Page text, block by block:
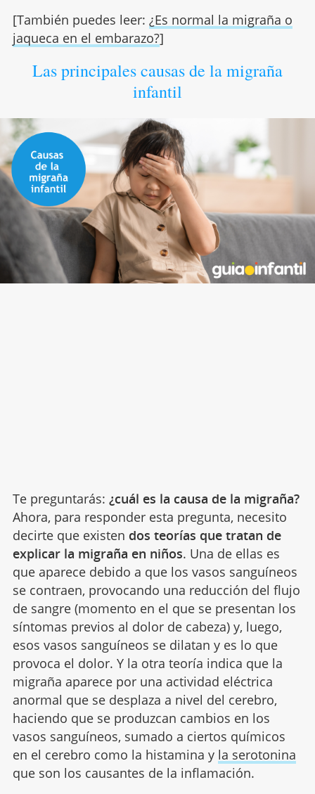
[También puedes leer: ¿Es normal la migraña o
jaqueca en el embarazo?]
Las principales causas de la migraña
infantil
Te preguntarás: ¿cuál es la causa de la migraña?
Ahora, para responder esta pregunta, necesito
decirte que existen dos teorías que tratan de
explicar la migraña en niños. Una de ellas es
que aparece debido a que los vasos sanguíneos
se contraen, provocando una reducción del flujo
de sangre (momento en el que se presentan los
síntomas previos al dolor de cabeza) y, luego,
esos vasos sanguíneos se dilatan y es lo que
provoca el dolor. Y la otra teoría indica que la
migraña aparece por una actividad eléctrica
anormal que se desplaza a nivel del cerebro,
haciendo que se produzcan cambios en los
vasos sanguíneos, sumado a ciertos químicos
en el cerebro como la histamina y la serotonina
que son los causantes de la inflamación.